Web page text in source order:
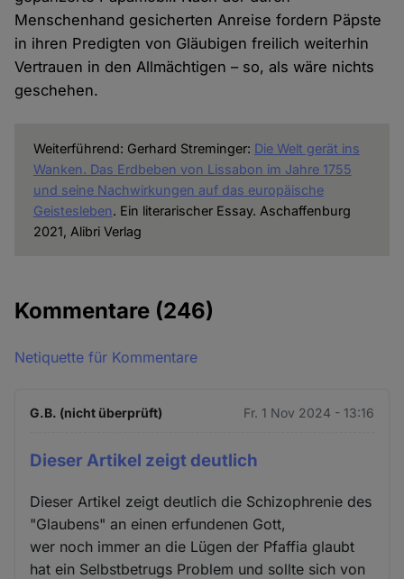
Menschenhand gesicherten Anreise fordern Päpste
in ihren Predigten von Gläubigen freilich weiterhin
Vertrauen in den Allmächtigen – so, als wäre nichts
geschehen.
Weiterführend: Gerhard Streminger: Die Welt gerät ins
Wanken. Das Erdbeben von Lissabon im Jahre 1755
und seine Nachwirkungen auf das europäische
Geistesleben. Ein literarischer Essay. Aschaffenburg
2021, Alibri Verlag
Kommentare (246)
Netiquette für Kommentare
G.B. (nicht überprüft) Fr. 1 Nov 2024 - 13:16
Dieser Artikel zeigt deutlich
Dieser Artikel zeigt deutlich die Schizophrenie des
"Glaubens" an einen erfundenen Gott,
wer noch immer an die Lügen der Pfaffia glaubt
hat ein Selbstbetrugs Problem und sollte sich von